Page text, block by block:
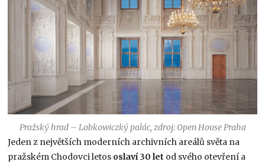
Pražský hrad – Lobkowiczký palác, zdroj: Open House Praha
Jeden z největších moderních archivních areálů světa na
pražském Chodovci letos oslaví30 let od svého otevření a